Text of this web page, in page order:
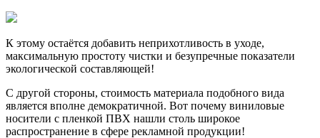
К этому остаётся добавить неприхотливость в уходе,
максимальную простоту чистки и безупречные показатели
экологической составляющей!
С другой стороны, стоимость материала подобного вида
является вполне демократичной. Вот почему виниловые
носители с пленкой ПВХ нашли столь широкое
распространение в сфере рекламной продукции!